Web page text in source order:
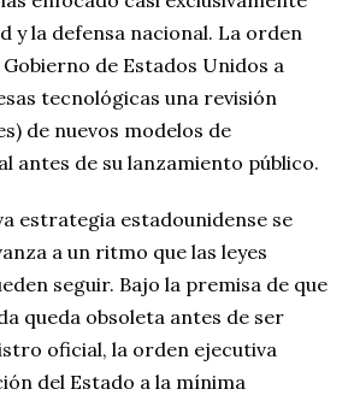
y la defensa nacional. La orden
de Estados Unidos a
tecnológicas una revisión
de nuevos modelos de
antes de su lanzamiento público.
estrategia estadounidense se
a un ritmo que las leyes
seguir. Bajo la premisa de que
queda obsoleta antes de ser
oficial, la orden ejecutiva
del Estado a la mínima